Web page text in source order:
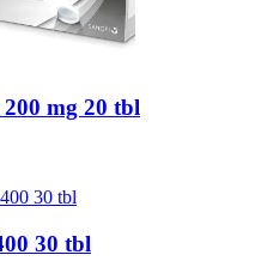
mg 20 tbl
30 tbl